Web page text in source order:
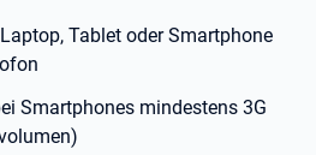
Tablet oder Smartphone
Smartphones mindestens 3G